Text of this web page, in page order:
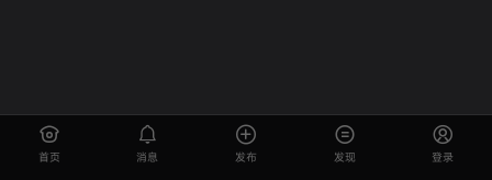
首页 消息 发布 发现 登录